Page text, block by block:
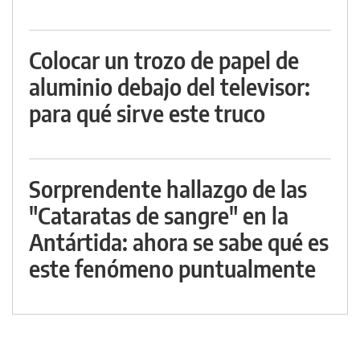
Colocar un trozo de papel de
aluminio debajo del televisor:
para qué sirve este truco
Sorprendente hallazgo de las
"Cataratas de sangre" en la
Antártida: ahora se sabe qué es
este fenómeno puntualmente